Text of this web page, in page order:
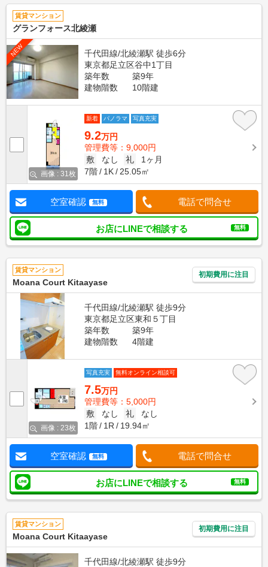
賃貸マンション
グランフォース北綾瀬
NEW
千代田線/北綾瀬駅 徒歩6分
東京都足立区谷中1丁目
築年数
築9年
建物階数
10階建
画像 : 31枚
新着 パノラマ 写真充実
9.2万円
管理費等：9,000円
敷
なし 礼
1ヶ月
7階
1K 25.05㎡
空室確認 無料 電話で問合せ
お店にLINEで相談する 無料
賃貸マンション
Moana Court Kitaayase
初期費用に注目
千代田線/北綾瀬駅 徒歩9分
東京都足立区東和５丁目
築年数
築9年
建物階数
4階建
画像 : 23枚
写真充実 無料オンライン相談可
7.5万円
管理費等：5,000円
敷
なし 礼
なし
1階
1R 19.94㎡
空室確認 無料 電話で問合せ
お店にLINEで相談する 無料
賃貸マンション
Moana Court Kitaayase
初期費用に注目
千代田線/北綾瀬駅 徒歩9分